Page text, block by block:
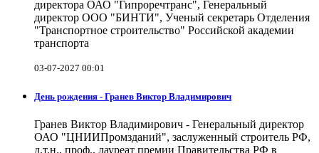
директора ОАО "Гипроречтранс", Генеральный
директор ООО "БИНТИ", Ученый секретарь Отделения
"Транспортное строительство" Российской академии
транспорта
03-07-2027 00:01
День рождения - Гранев Виктор Владимирович
Гранев Виктор Владимирович - Генеральный директор
ОАО "ЦНИИПромзданий", заслуженный строитель РФ,
д.т.н., проф., лауреат премии Правительства РФ в